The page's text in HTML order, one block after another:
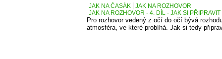
JAK NA ČASÁK
JAK NA ROZHOVOR
JAK NA ROZHOVOR - 4. DÍL - JAK SI PŘIPRAVIT
Pro rozhovor vedený z očí do očí bývá
atmosféra, ve které probíhá. Jak si tedy